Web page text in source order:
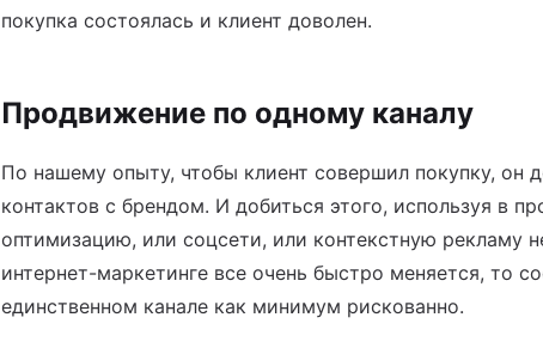
покупка состоялась и клиент доволен.
Продвижение по одному каналу
По нашему опыту, чтобы клиент совершил покупку, он
контактов с брендом. И добиться этого, используя в
оптимизацию, или соцсети, или контекстную рекламу
интернет-маркетинге все очень быстро меняется, то
единственном канале как минимум рискованно.